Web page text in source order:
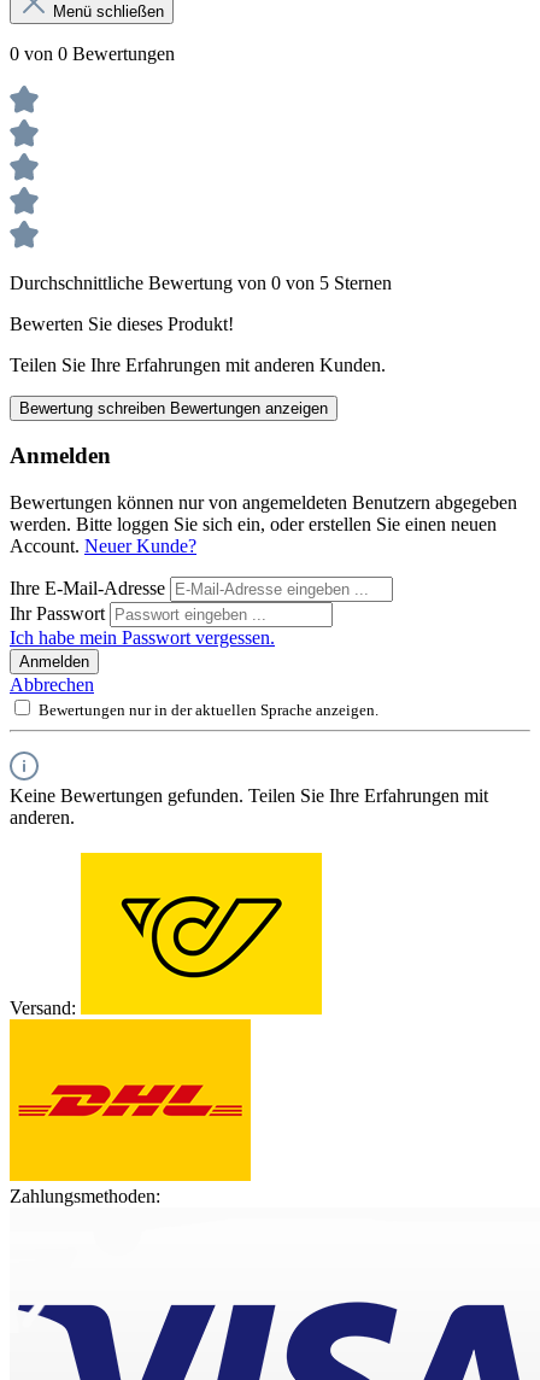
Menü schließen
0 von 0 Bewertungen
Durchschnittliche Bewertung von 0 von 5 Sternen
Bewerten Sie dieses Produkt!
Teilen Sie Ihre Erfahrungen mit anderen Kunden.
Bewertung schreiben Bewertungen anzeigen
Anmelden
Bewertungen können nur von angemeldeten Benutzern abgegeben
werden. Bitte loggen Sie sich ein, oder erstellen Sie einen neuen
Account. Neuer Kunde?
Ihre E-Mail-Adresse
Ihr Passwort
Ich habe mein Passwort vergessen.
Anmelden
Abbrechen
Bewertungen nur in der aktuellen Sprache anzeigen.
Keine Bewertungen gefunden. Teilen Sie Ihre Erfahrungen mit
anderen.
Versand:
Zahlungsmethoden: